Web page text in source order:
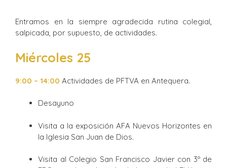
Entramos en la siempre agradecida rutina colegial,
salpicada, por supuesto, de actividades.
Miércoles 25
9:00 – 14:00 Actividades de PFTVA en Antequera.
Desayuno
Visita a la exposición AFA Nuevos Horizontes en
la Iglesia San Juan de Dios.
Visita al Colegio San Francisco Javier con 3º de